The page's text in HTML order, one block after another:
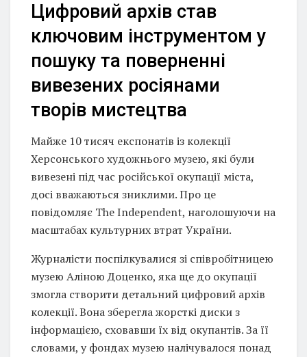
Цифровий архів став
ключовим інструментом у
пошуку та поверненні
вивезених росіянами
творів мистецтва
Майже 10 тисяч експонатів із колекції
Херсонського художнього музею, які були
вивезені під час російської окупації міста,
досі вважаються зниклими. Про це
повідомляє The Independent, наголошуючи на
масштабах культурних втрат України.
Журналісти поспілкувалися зі співробітницею
музею Аліною Доценко, яка ще до окупації
змогла створити детальний цифровий архів
колекції. Вона зберегла жорсткі диски з
інформацією, сховавши їх від окупантів. За її
словами, у фондах музею налічувалося понад